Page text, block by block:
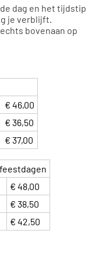
dag en het tijdstip
je verblijft.
bovenaan op
46,00
36,50
37,00
€ 48,00
€ 38,50
€ 42,50